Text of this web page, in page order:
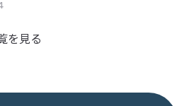
を見る